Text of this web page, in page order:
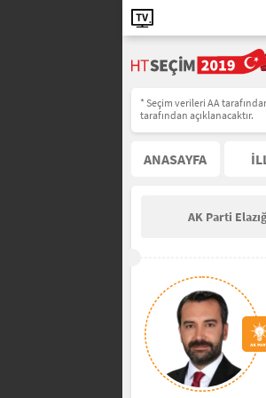
* Seçim verileri AA
tarafından açıklanacaktır.
ANASAYFA
AK Parti